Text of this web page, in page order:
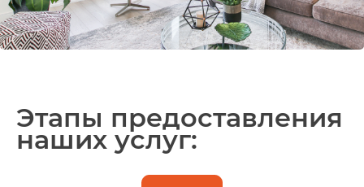
Этапы предоставления
наших услуг: